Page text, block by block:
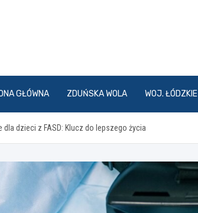
GŁÓWNA ZDUŃSKA WOLA WOJ. ŁÓDZKIE
dla dzieci z FASD: Klucz do lepszego życia